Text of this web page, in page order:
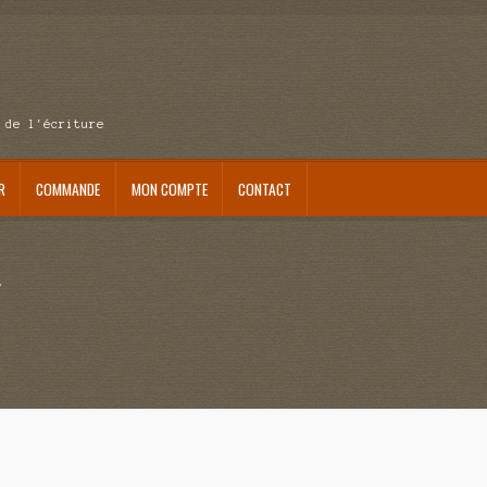
de l'écriture
COMMANDE MON COMPTE CONTACT
me laisser mourir